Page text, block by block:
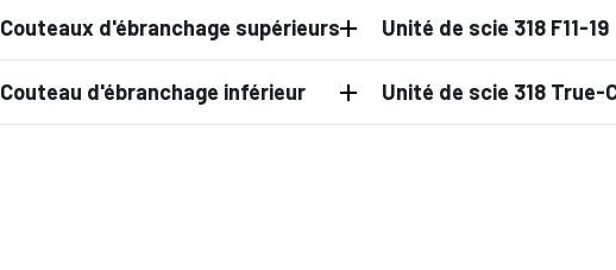
Couteaux d'ébranchage supérieurs
Couteau d'ébranchage inférieur
Unité de scie 318 F11-19
Unité de scie 318 True-